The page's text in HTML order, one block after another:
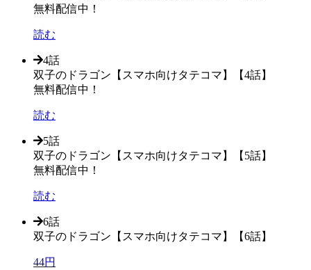
無料配信中！
読む
4話
双子のドラゴン【スマホ向けタテコマ】【4話】
無料配信中！
読む
5話
双子のドラゴン【スマホ向けタテコマ】【5話】
無料配信中！
読む
6話
双子のドラゴン【スマホ向けタテコマ】【6話】
44円